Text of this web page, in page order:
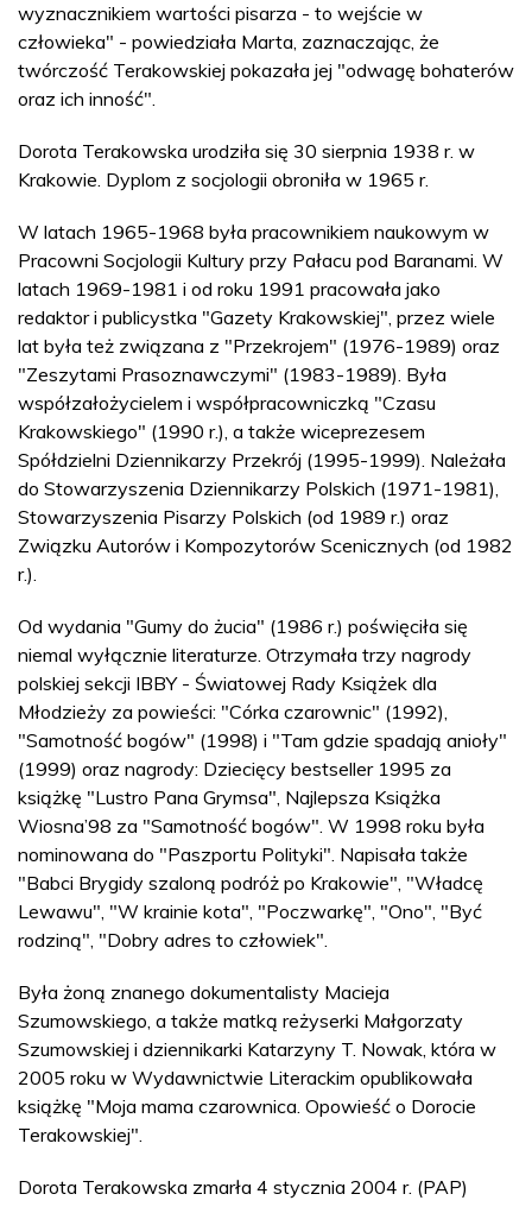
wyznacznikiem wartości pisarza - to wejście w
człowieka" - powiedziała Marta, zaznaczając, że
twórczość Terakowskiej pokazała jej "odwagę bohaterów
oraz ich inność".
Dorota Terakowska urodziła się 30 sierpnia 1938 r. w
Krakowie. Dyplom z socjologii obroniła w 1965 r.
W latach 1965-1968 była pracownikiem naukowym w
Pracowni Socjologii Kultury przy Pałacu pod Baranami. W
latach 1969-1981 i od roku 1991 pracowała jako
redaktor i publicystka "Gazety Krakowskiej", przez wiele
lat była też związana z "Przekrojem" (1976-1989) oraz
"Zeszytami Prasoznawczymi" (1983-1989). Była
współzałożycielem i współpracowniczką "Czasu
Krakowskiego" (1990 r.), a także wiceprezesem
Spółdzielni Dziennikarzy Przekrój (1995-1999). Należała
do Stowarzyszenia Dziennikarzy Polskich (1971-1981),
Stowarzyszenia Pisarzy Polskich (od 1989 r.) oraz
Związku Autorów i Kompozytorów Scenicznych (od 1982
r.).
Od wydania "Gumy do żucia" (1986 r.) poświęciła się
niemal wyłącznie literaturze. Otrzymała trzy nagrody
polskiej sekcji IBBY - Światowej Rady Książek dla
Młodzieży za powieści: "Córka czarownic" (1992),
"Samotność bogów" (1998) i "Tam gdzie spadają anioły"
(1999) oraz nagrody: Dziecięcy bestseller 1995 za
książkę "Lustro Pana Grymsa", Najlepsza Książka
Wiosna’98 za "Samotność bogów". W 1998 roku była
nominowana do "Paszportu Polityki". Napisała także
"Babci Brygidy szaloną podróż po Krakowie", "Władcę
Lewawu", "W krainie kota", "Poczwarkę", "Ono", "Być
rodziną", "Dobry adres to człowiek".
Była żoną znanego dokumentalisty Macieja
Szumowskiego, a także matką reżyserki Małgorzaty
Szumowskiej i dziennikarki Katarzyny T. Nowak, która w
2005 roku w Wydawnictwie Literackim opublikowała
książkę "Moja mama czarownica. Opowieść o Dorocie
Terakowskiej".
Dorota Terakowska zmarła 4 stycznia 2004 r. (PAP)